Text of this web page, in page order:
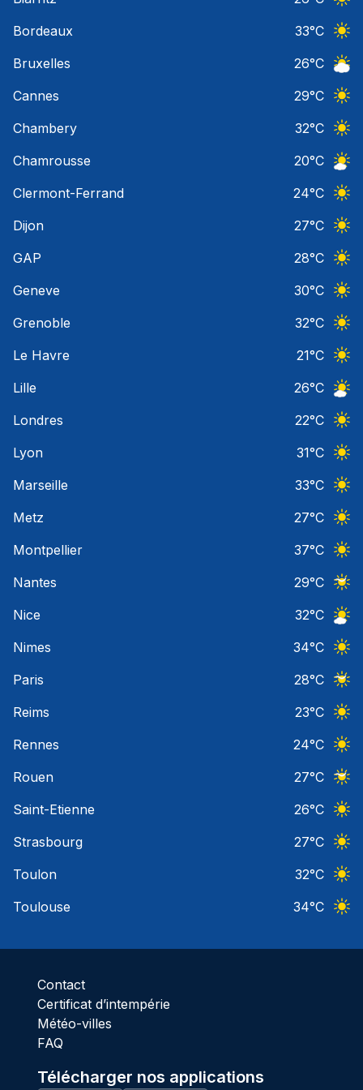
Bordeaux
33°C
Bruxelles
26°C
Cannes
29°C
Chambery
32°C
Chamrousse
20°C
Clermont-Ferrand
24°C
Dijon
27°C
GAP
28°C
Geneve
30°C
Grenoble
32°C
Le Havre
21°C
Lille
26°C
Londres
22°C
Lyon
31°C
Marseille
33°C
Metz
27°C
Montpellier
37°C
Nantes
29°C
Nice
32°C
Nimes
34°C
Paris
28°C
Reims
23°C
Rennes
24°C
Rouen
27°C
Saint-Etienne
26°C
Strasbourg
27°C
Toulon
32°C
Toulouse
34°C
Contact
Certificat d’intempérie
Météo-villes
FAQ
Télécharger nos applications